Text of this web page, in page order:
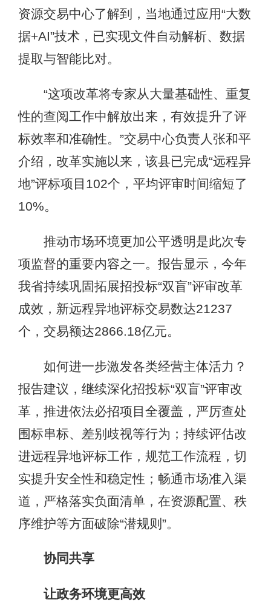
资源交易中心了解到，当地通过应用“大数
据+AI”技术，已实现文件自动解析、数据
提取与智能比对。
“这项改革将专家从大量基础性、重复
性的查阅工作中解放出来，有效提升了评
标效率和准确性。”交易中心负责人张和平
介绍，改革实施以来，该县已完成“远程异
地”评标项目102个，平均评审时间缩短了
10%。
推动市场环境更加公平透明是此次专
项监督的重要内容之一。报告显示，今年
我省持续巩固拓展招投标“双盲”评审改革
成效，新远程异地评标交易数达21237
个，交易额达2866.18亿元。
如何进一步激发各类经营主体活力？
报告建议，继续深化招投标“双盲”评审改
革，推进依法必招项目全覆盖，严厉查处
围标串标、差别歧视等行为；持续评估改
进远程异地评标工作，规范工作流程，切
实提升安全性和稳定性；畅通市场准入渠
道，严格落实负面清单，在资源配置、秩
序维护等方面破除“潜规则”。
协同共享
让政务环境更高效